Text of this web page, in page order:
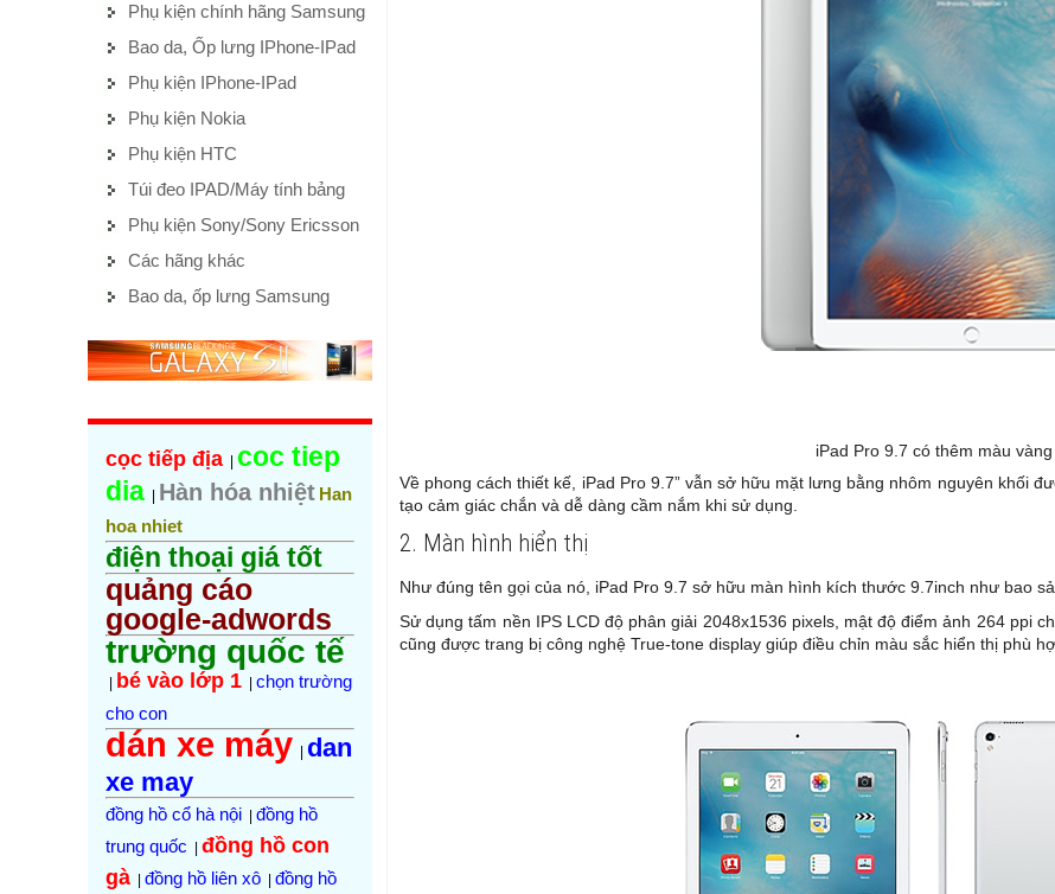
Phụ kiện chính hãng Samsung
Bao da, Ốp lưng IPhone-IPad
Phụ kiện IPhone-IPad
Phụ kiện Nokia
Phụ kiện HTC
Túi đeo IPAD/Máy tính bảng
Phụ kiện Sony/Sony Ericsson
Các hãng khác
Bao da, ốp lưng Samsung
cọc tiếp địa
coc tiep
dia Hàn hóa nhiệt Han
hoa nhiet
điện thoại giá tốt
quảng cáo
google-adwords
trường quốc tế
bé vào lớp 1
chọn trường
cho con
dán xe máy dan
xe may
đồng hồ cổ hà nội
đồng hồ
trung quốc
đồng hồ con
gà
đồng hồ liên xô
đồng hồ
iPad Pro 9.7 có thêm màu
Về phong cách thiết kế, iPad Pro 9.7” vẫn sở hữu mặt lưng bằng nhôm nguyên khối
tạo cảm giác chắn và dễ dàng cầm nắm khi sử dụng.
2. Màn hình hiển thị
Như đúng tên gọi của nó, iPad Pro 9.7 sở hữu màn hình kích thước 9.7inch như bao
Sử dụng tấm nền IPS LCD độ phân giải 2048x1536 pixels, mật độ điểm ảnh 264 ppi
cũng được trang bị công nghệ True-tone display giúp điều chỉn màu sắc hiển thị phù